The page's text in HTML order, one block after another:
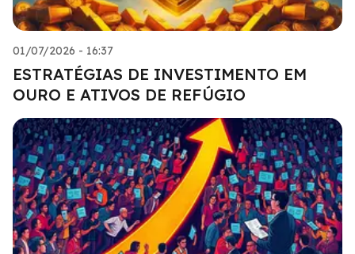
01/07/2026 - 16:37
ESTRATÉGIAS DE INVESTIMENTO EM
OURO E ATIVOS DE REFÚGIO